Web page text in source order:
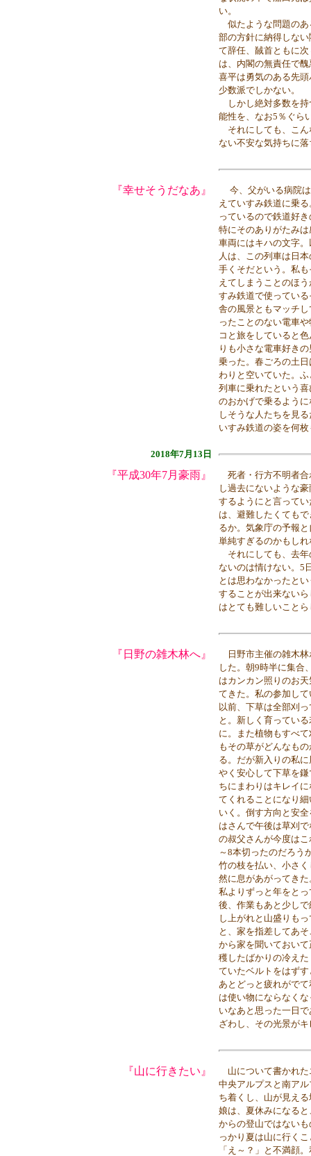
い。
似たような問題のあ
部の方針に納得しな
て辞任、馘首ともに
は、内閣の無責任で
喜平は勇気のある先
少数派でしかない。
しかし絶対多数を持
能性を、なお5％ぐら
それにしても、こん
ない不安な気持ちに
『幸せそうだなあ』
今、父がいる病院
えていすみ鉄道に乗
っているので鉄道好
特にそのありがたみ
車両にはキハの文字
人は、この列車は日
手くそだという。私
えてしまうことのほ
すみ鉄道で使ってい
舎の風景ともマッチ
ったことのない電車
コと旅をしていると
りも小さな電車好き
乗った。春ごろの土
わりと空いていた。
列車に乗れたという
のおかげで乗るよう
しそうな人たちを見
いすみ鉄道の姿を何
2018年7月13日
『平成30年7月豪雨』
死者・行方不明者合
し過去にないような
するようにと言って
は、避難したくても
るか。気象庁の予報
単純すぎるのかもしれ
それにしても、去年
ないのは情けない。5
とは思わなかったと
することが出来ない
はとても難しいこと
『日野の雑木林へ』
日野市主催の雑木林
した。朝9時半に集合
はカンカン照りのお
てきた。私の参加し
以前、下草は全部刈
と。新しく育ってい
に。また植物もすべ
もその草がどんなも
る。だが新入りの私
やく安心して下草を
ちにまわりはキレイ
てくれることになり
いく。倒す方向と安
はさんで午後は草刈
の叔父さんが今度は
～8本切ったのだろう
竹の枝を払い、小さ
然に息があがってき
私よりずっと年をと
後、作業もあと少し
し上がれと山盛りも
と、家を指差してあ
から家を聞いておい
穫したばかりの冷え
ていたベルトをはず
あとどっと疲れがで
は使い物にならなく
いなあと思った一日
ざわし、その光景が
『山に行きたい』
山について書かれた
中央アルプスと南ア
ち着くし、山が見え
娘は、夏休みになる
からの登山ではない
っかり夏は山に行く
「え～？」と不満顔